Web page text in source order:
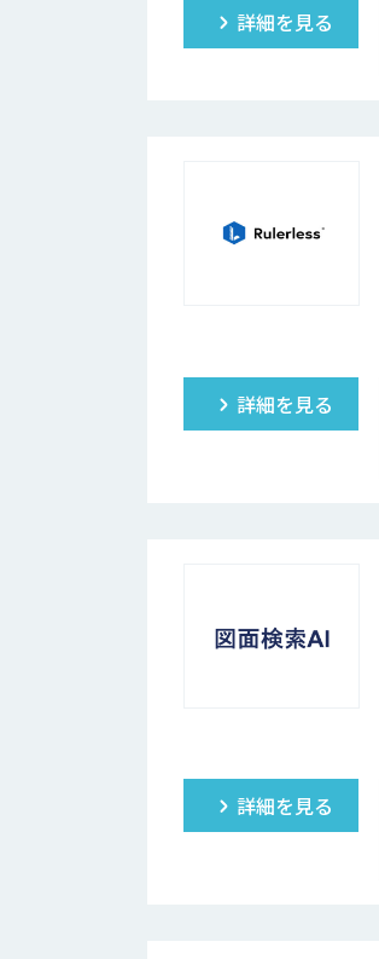
詳細を見る
詳細を見る
詳細を見る